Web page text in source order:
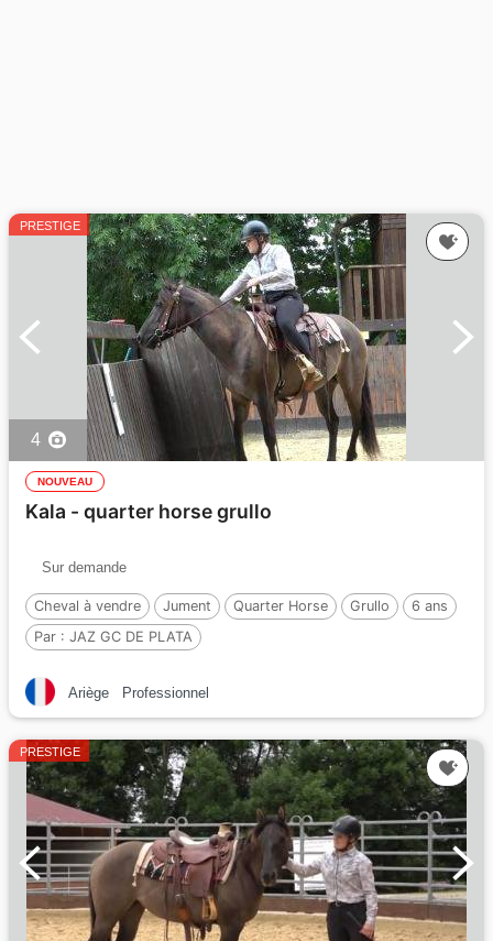
PRESTIGE
4
NOUVEAU
Kala - quarter horse grullo
Sur demande
Cheval à vendre Jument Quarter Horse Grullo
6 ans
Par : JAZ GC DE PLATA
Ariège Professionnel
PRESTIGE